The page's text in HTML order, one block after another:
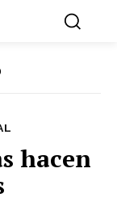
hacen